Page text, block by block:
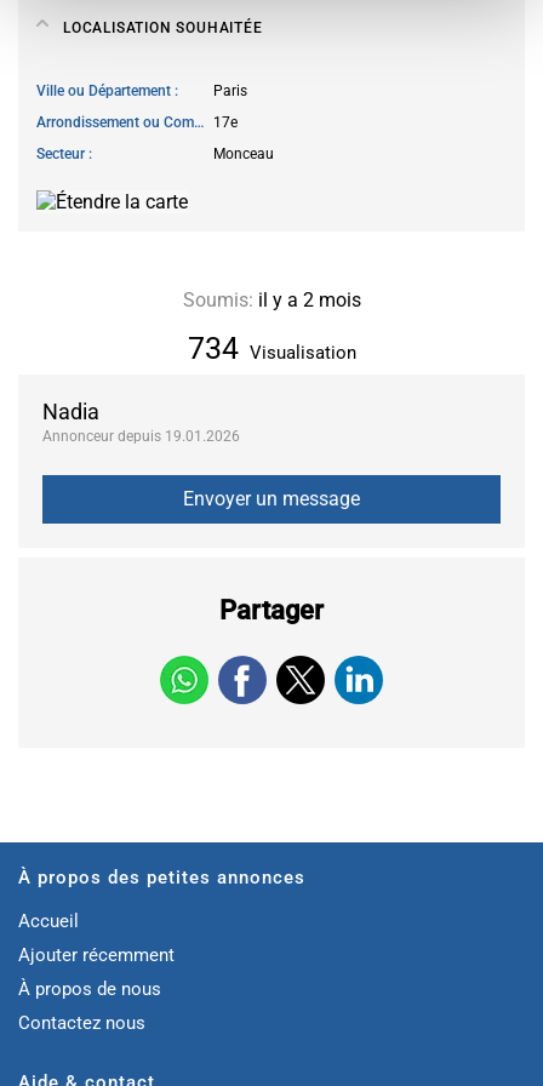
Nadia
Annonceur depuis 19.01.2026
Partager
LOCALISATION SOUHAITÉE
Ville ou Département
Paris
Arrondissement ou Commune
17e
Secteur
Monceau
734 Visualisation
Soumis: il y a 2 mois
À propos des petites annonces
Accueil
Ajouter récemment
À propos de nous
Contactez nous